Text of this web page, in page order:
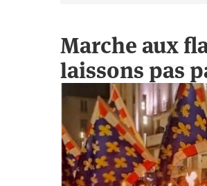
Entreprises
Entreprises
Automobile
Aéronautique
Commerce
Oppressions
Oppressions
Antiracisme
Féminisme
Économie
Écologie
Éducation
Marche aux
laissons pas